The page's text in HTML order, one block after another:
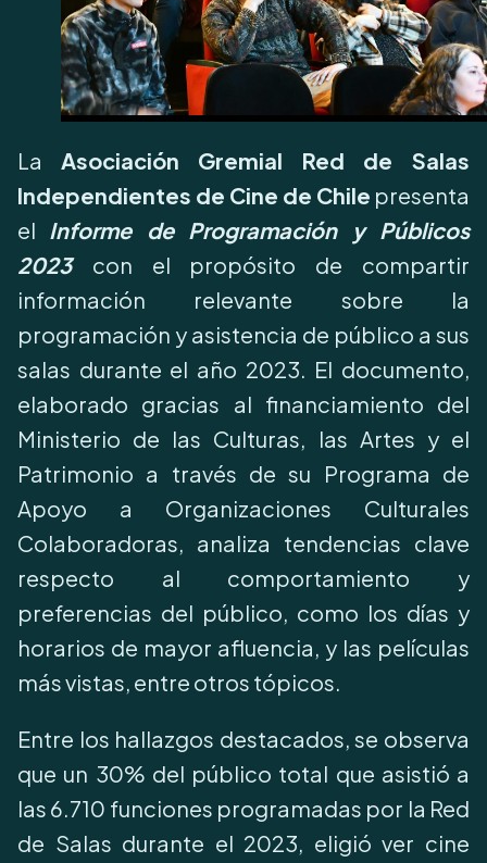
La Asociación Gremial Red de Salas
Independientes de Cine de Chile presenta
el Informe de Programación y Públicos
2023
con el propósito de compartir
información relevante sobre la
programación y asistencia de público a sus
salas durante el año 2023. El documento,
elaborado gracias al financiamiento del
Ministerio de las Culturas, las Artes y el
Patrimonio a través de su Programa de
Apoyo a Organizaciones Culturales
Colaboradoras, analiza tendencias clave
respecto al comportamiento y
preferencias del público, como los días y
horarios de mayor afluencia, y las películas
más vistas, entre otros tópicos.
Entre los hallazgos destacados, se observa
que un 30% del público total que asistió a
las 6.710 funciones programadas por la Red
de Salas durante el 2023, eligió ver cine